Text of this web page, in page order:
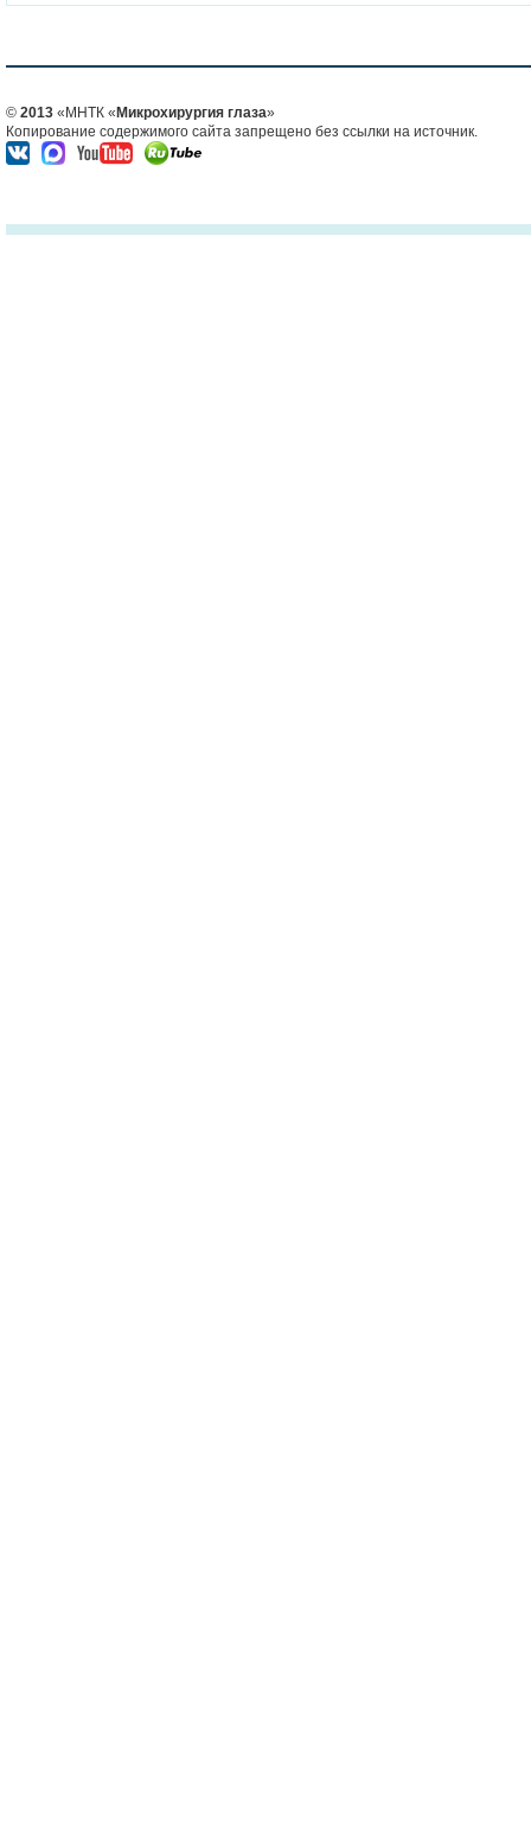
© 2013 «МНТК « Микрохирургия глаза»
Копирование содержимого сайта запрещено без ссылки на источник.